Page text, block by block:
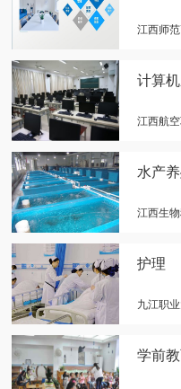
江西师
计算
江西航
水产
江西生
护理
九江职
学前